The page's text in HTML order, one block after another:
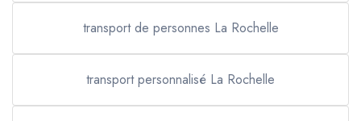
transport de personnes La Rochelle
transport personnalisé La Rochelle